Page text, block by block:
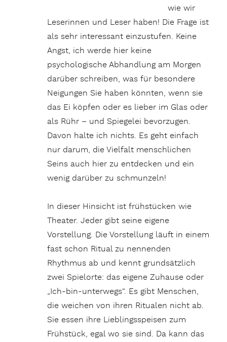
wie wir
Leserinnen und Leser haben! Die Frage ist
als sehr interessant einzustufen. Keine
Angst, ich werde hier keine
psychologische Abhandlung am Morgen
darüber schreiben, was für besondere
Neigungen Sie haben könnten, wenn sie
das Ei köpfen oder es lieber im Glas oder
als Rühr – und Spiegelei bevorzugen.
Davon halte ich nichts. Es geht einfach
nur darum, die Vielfalt menschlichen
Seins auch hier zu entdecken und ein
wenig darüber zu schmunzeln!
In dieser Hinsicht ist frühstücken wie
Theater. Jeder gibt seine eigene
Vorstellung. Die Vorstellung läuft in einem
fast schon Ritual zu nennenden
Rhythmus ab und kennt grundsätzlich
zwei Spielorte: das eigene Zuhause oder
„Ich-bin-unterwegs“. Es gibt Menschen,
die weichen von ihren Ritualen nicht ab.
Sie essen ihre Lieblingsspeisen zum
Frühstück, egal wo sie sind. Da kann das